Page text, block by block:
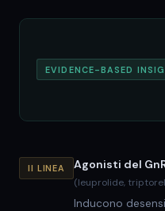
EVIDENCE-BASED
II LINEA Agonisti del
(leuprolide,
Inducono